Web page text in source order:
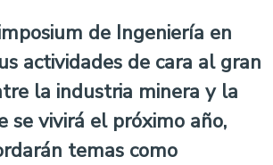
de Ingeniería en
actividades de cara al gran
la industria minera y la
se vivirá el próximo año,
temas como